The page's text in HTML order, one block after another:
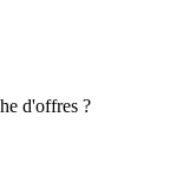
d'offres ?